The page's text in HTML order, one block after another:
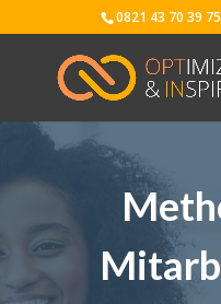
0821 43 70 39 75